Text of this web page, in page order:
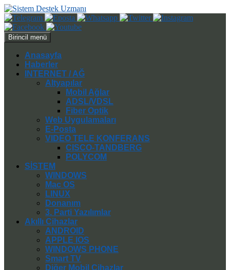
Ara
Birincil menü
atla
Anasayfa
Haberler
INTERNET / AĞ
Altyapılar
Mobil Ağlar
ADSL/VDSL
Fiber Optik
Web Uygulamaları
E-Posta
VIDEO TELE KONFERANS
CISCO-TANDBERG
POLYCOM
SİSTEM
WINDOWS
Mac OS
LINUX
Donanım
3. Parti Yazılımlar
Akıllı Cihazlar
ANDROID
APPLE IOS
WINDOWS PHONE
Smart TV
Diğer Mobil Cihazlar